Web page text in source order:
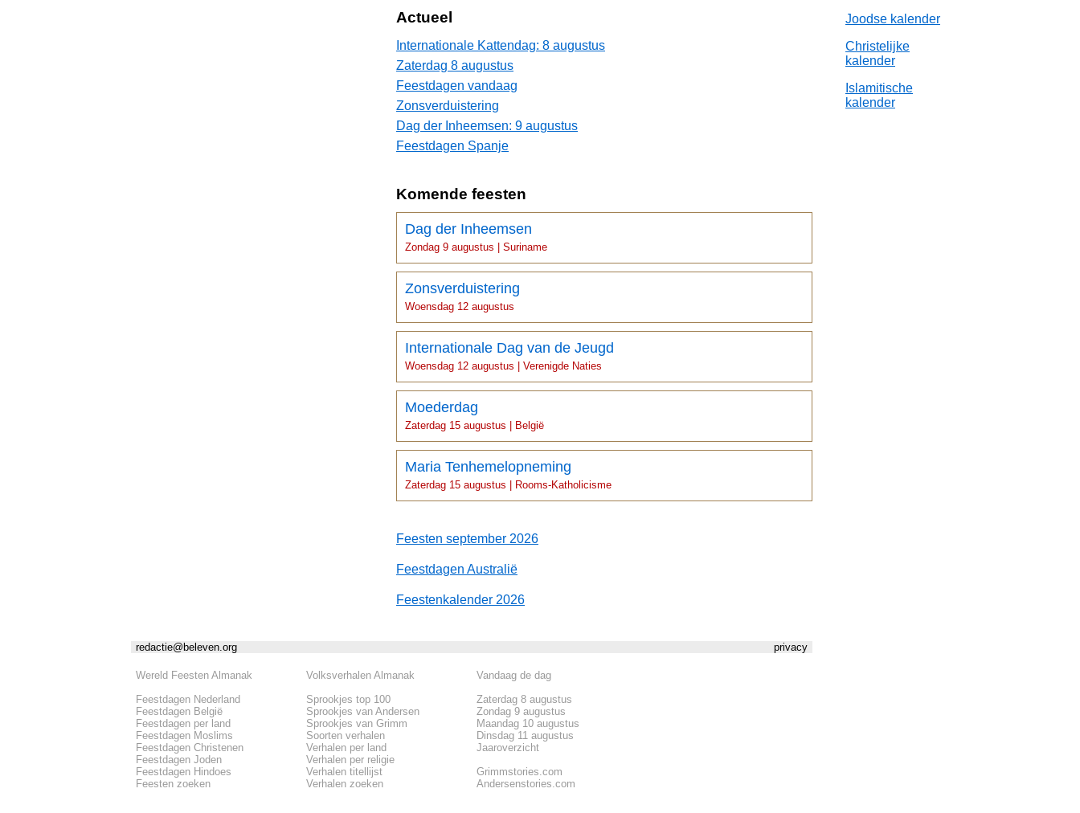
Actueel
Internationale Kattendag: 8 augustus
Zaterdag 8 augustus
Feestdagen vandaag
Zonsverduistering
Dag der Inheemsen: 9 augustus
Feestdagen Spanje
Komende feesten
Dag der Inheemsen
Zondag 9 augustus | Suriname
Zonsverduistering
Woensdag 12 augustus
Internationale Dag van de Jeugd
Woensdag 12 augustus | Verenigde Naties
Moederdag
Zaterdag 15 augustus | België
Maria Tenhemelopneming
Zaterdag 15 augustus | Rooms-Katholicisme
Feesten september 2026
Feestdagen Australië
Feestenkalender 2026
privacy
redactie@beleven.org
Wereld Feesten Almanak
Feestdagen Nederland
Feestdagen België
Feestdagen per land
Feestdagen Moslims
Feestdagen Christenen
Feestdagen Joden
Feestdagen Hindoes
Feesten zoeken
Volksverhalen Almanak
Sprookjes top 100
Sprookjes van Andersen
Sprookjes van Grimm
Soorten verhalen
Verhalen per land
Verhalen per religie
Verhalen titellijst
Verhalen zoeken
Vandaag de dag
Zaterdag 8 augustus
Zondag 9 augustus
Maandag 10 augustus
Dinsdag 11 augustus
Jaaroverzicht
Grimmstories.com
Andersenstories.com
Joodse kalender
Christelijke
kalender
Islamitische
kalender